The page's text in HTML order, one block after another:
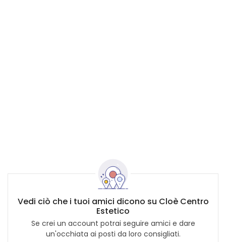
Vedi ciò che i tuoi amici dicono su Cloè Centro
Estetico
Se crei un account potrai seguire amici e dare
un'occhiata ai posti da loro consigliati.